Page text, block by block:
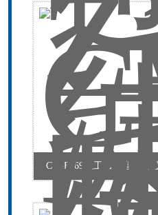
CW-F869土工布垂直渗透